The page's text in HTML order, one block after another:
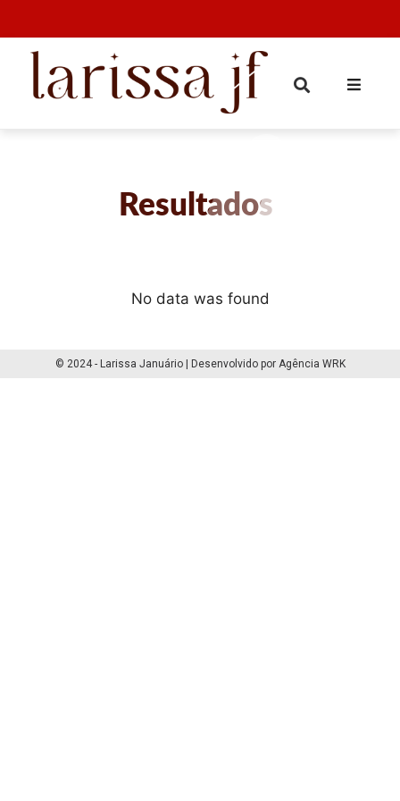
Resultados
No data was found
© 2024 - Larissa Januário | Desenvolvido por Agência WRK